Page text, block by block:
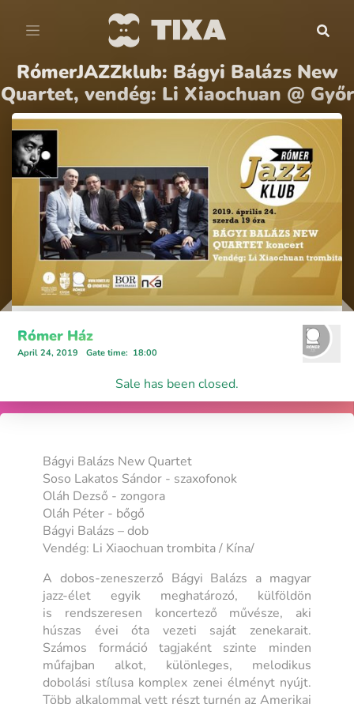
RómerJAZZklub: Bágyi Balázs New
Quartet, vendég: Li Xiaochuan @ Győr
Rómer Ház
April 24, 2019 Gate time: 18:00
Sale has been closed.
Bágyi Balázs New Quartet
Soso Lakatos Sándor - szaxofonok
Oláh Dezső - zongora
Oláh Péter - bőgő
Bágyi Balázs – dob
Vendég: Li Xiaochuan trombita / Kína/
A dobos-zeneszerző Bágyi Balázs a magyar
jazz-élet egyik meghatározó, külföldön
is rendszeresen koncertező művésze, aki
húszas évei óta vezeti saját zenekarait.
Számos formáció tagjaként szinte minden
műfajban alkot, különleges, melodikus
dobolási stílusa komplex zenei élményt nyújt.
Több alkalommal vett részt turnén az Amerikai